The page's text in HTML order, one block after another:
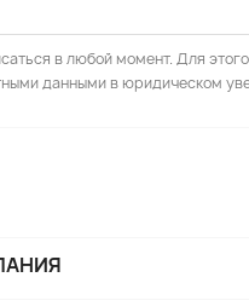
в любой момент. Для
данными в юридическом